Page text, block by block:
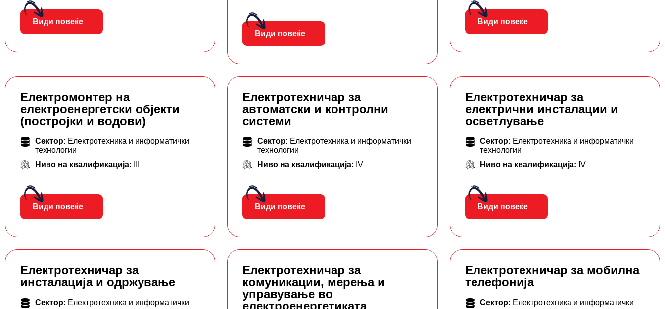
Види повеќе
Види повеќе
Види повеќе
Електромонтер на
електроенергетски објекти
(постројки и водови)
Сектор: Електротехника и информатички
технологии
Ниво на квалификација:
Види повеќе
Електротехничар за
автоматски и контролни
системи
Сектор: Електротехника и информатички
технологии
Ниво на квалификација: IV
Види повеќе
Електротехничар за
електрични инсталации и
осветлување
Сектор: Електротехника и информатички
технологии
Ниво на квалификација: IV
Види повеќе
Електротехничар за
инсталација и одржување
Сектор: Електротехника и информатички
Електротехничар за
комуникации, мерења и
управување во
електроенергетиката
Електротехничар за мобилна
телефонија
Сектор: Електротехника и информатички